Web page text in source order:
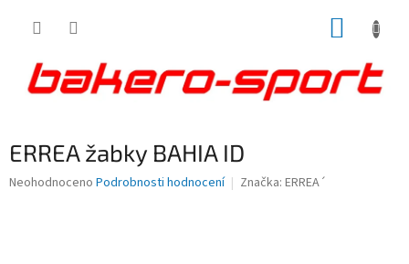
ERREA žabky BAHIA ID
Průměrné
Neohodnoceno Podrobnosti hodnocení Značka: ERREA´